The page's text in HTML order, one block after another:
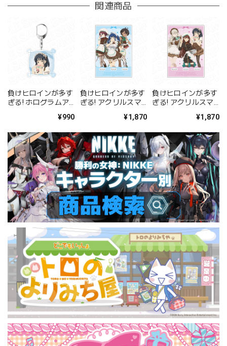
関連商品
負けヒロインが多す
ぎる! ホログラムア
馬剃天愛星 バレンタ
¥990
負けヒロインが多す
ぎる! アクリルスマ
バレンタイン ver.
¥1,870
負けヒロインが多す
ぎる! アクリルスマ
バレンタイン ver.
¥1,870